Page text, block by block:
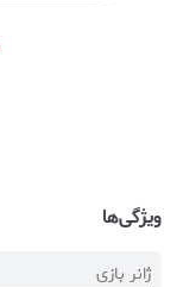
ویژگی‌ها
ژانر بازی